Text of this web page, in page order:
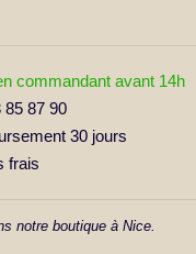
commandant avant 14h
85 87 90
30 jours
frais
notre boutique à Nice.